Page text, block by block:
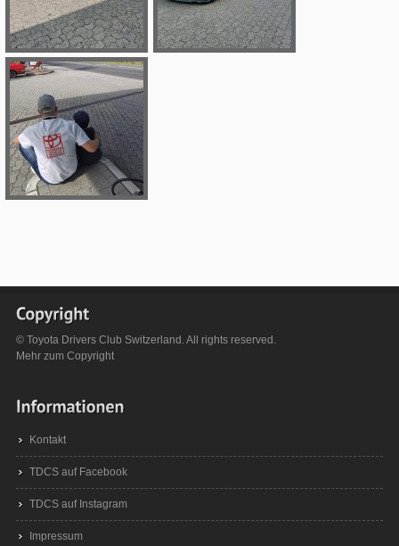
© Toyota Drivers Club Switzerland. All rights reserved.
Mehr zum Copyright
Kontakt
TDCS auf Facebook
TDCS auf Instagram
Impressum